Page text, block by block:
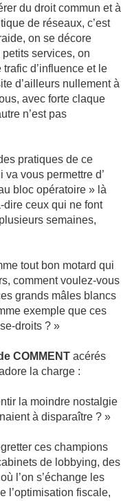
du droit commun et à
de réseaux, c’est
on se décore
services, on
d’influence et le
d’ailleurs nullement à
avec forte claque
n’est pas
pratiques de ce
vous permettre d’
bloc opératoire » là
dire ceux qui ne font
semaines,
tout bon motard qui
comment voulez-vous
grands mâles blancs
exemple que ces
droits ? »
COMMENT acérés
la charge :
la moindre nostalgie
à disparaître ? »
ces champions
de lobbying, des
l’on s’échange les
l’optimisation fiscale,